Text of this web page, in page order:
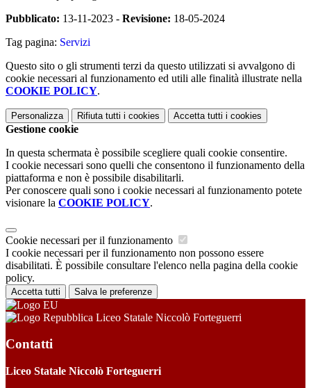
Pubblicato: 13-11-2023 - Revisione: 18-05-2024
Tag pagina: Servizi
Questo sito o gli strumenti terzi da questo utilizzati si avvalgono di
cookie necessari al funzionamento ed utili alle finalità illustrate nella
COOKIE POLICY.
Personalizza Rifiuta tutti i cookies Accetta tutti i cookies
Gestione cookie
In questa schermata è possibile scegliere quali cookie consentire.
I cookie necessari sono quelli che consentono il funzionamento della
piattaforma e non è possibile disabilitarli.
Per conoscere quali sono i cookie necessari al funzionamento potete
visionare la COOKIE POLICY.
Cookie necessari per il funzionamento
I cookie necessari per il funzionamento non possono essere
disabilitati. È possibile consultare l'elenco nella pagina della cookie
policy.
Accetta tutti Salva le preferenze
Liceo Statale Niccolò Forteguerri
Contatti
Liceo Statale Niccolò Forteguerri